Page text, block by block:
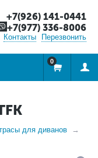
+7(926) 141-0441
+7(977) 336-8006
Контакты Перезвонить
0
для диванов